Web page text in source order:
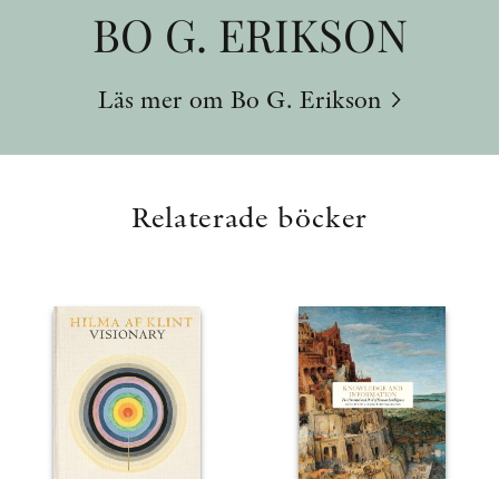
BO G. ERIKSON
Läs mer om Bo G. Erikson
Relaterade böcker